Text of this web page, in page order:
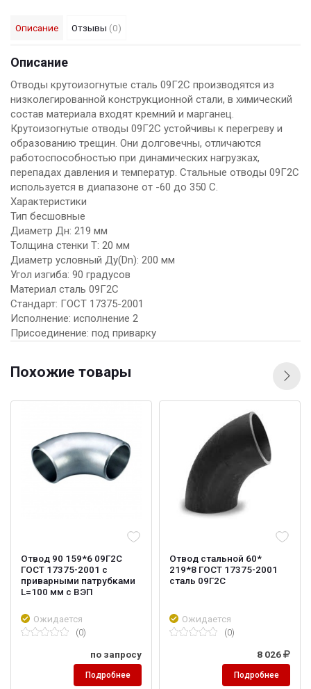
Описание Отзывы (0)
Описание
Отводы крутоизогнутые сталь 09Г2С производятся из
низколегированной конструкционной стали, в химический
состав материала входят кремний и марганец.
Крутоизогнутые отводы 09Г2С устойчивы к перегреву и
образованию трещин. Они долговечны, отличаются
работоспособностью при динамических нагрузках,
перепадах давления и температур. Стальные отводы 09Г2С
используется в диапазоне от -60 до 350 С.
Характеристики
Тип бесшовные
Диаметр Дн: 219 мм
Толщина стенки Т: 20 мм
Диаметр условный Ду(Dn): 200 мм
Угол изгиба: 90 градусов
Материал сталь 09Г2С
Стандарт: ГОСТ 17375-2001
Исполнение: исполнение 2
Присоединение: под приварку
Похожие товары
Отвод 90 159*6 09Г2С
ГОСТ 17375-2001 с
приварными патрубками
L=100 мм с ВЭП
Ожидается
(0)
по запросу
Подробнее
Отвод стальной 60*
219*8 ГОСТ 17375-2001
сталь 09Г2С
Ожидается
(0)
8 026
Подробнее